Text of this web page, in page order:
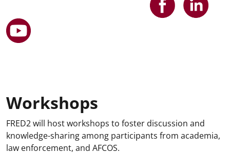
Workshops
FRED2 will host workshops to foster discussion and
knowledge-sharing among participants from academia,
law enforcement, and AFCOS.